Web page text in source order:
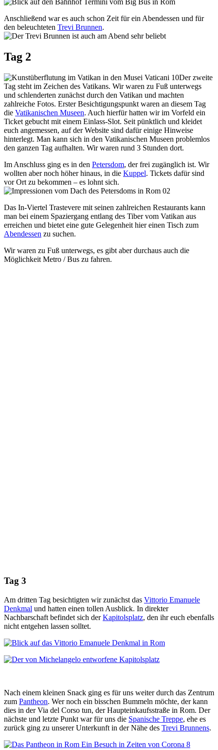
Anschließend war es auch schon Zeit für ein Abendessen und für
den beleuchteten Trevi Brunnen.
Tag 2
Der zweite
Tag steht im Zeichen des Vatikans. Wir waren zu Fuß unterwegs
und schlenderten zunächst durch den Vatikan und machten
zahlreiche Fotos. Erster Besichtigungspunkt waren an diesem Tag
die Vatikanischen Museen. Auch hierfür hatten wir im Vorfeld ein
Ticket gebucht mit einem Einlass-Slot. Seit pünktlich und kleidet
euch angemessen, auf der Website sind dafür einige Hinweise
hinterlegt. Man kann sich in den Vatikanischen Museen problemlos
den ganzen Tag aufhalten. Wir waren rund 3 Stunden dort.
Im Anschluss ging es in den Petersdom, der frei zugänglich ist. Wir
wollten aber noch höher hinaus, in die Kuppel. Tickets dafür sind
vor Ort zu bekommen – es lohnt sich.
Das In-Viertel Trastevere mit seinen zahlreichen Restaurants kann
man bei einem Spaziergang entlang des Tiber vom Vatikan aus
erreichen und bietet eine gute Gelegenheit hier einen Tisch zum
Abendessen zu suchen.
Wir waren zu Fuß unterwegs, es gibt aber durchaus auch die
Möglichkeit Metro / Bus zu fahren.
Tag 3
Am dritten Tag besichtigten wir zunächst das Vittorio Emanuele
Denkmal und hatten einen tollen Ausblick. In direkter
Nachbarschaft befindet sich derKapitolsplatz, den ihr euch ebenfalls
nicht entgehen lassen solltet.
Nach einem kleinen Snack ging es für uns weiter durch das Zentrum
zum Pantheon. Wer noch ein bisschen Bummeln möchte, der kann
dies in der Via del Corso tun, der Haupteinkaufsstraße in Rom. Der
nächste und letzte Punkt war für uns die Spanische Treppe, ehe es
zurück ging zu unserer Unterkunft in der Nähe des Trevi Brunnens.